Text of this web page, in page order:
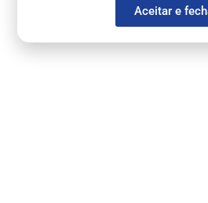
Aceitar e